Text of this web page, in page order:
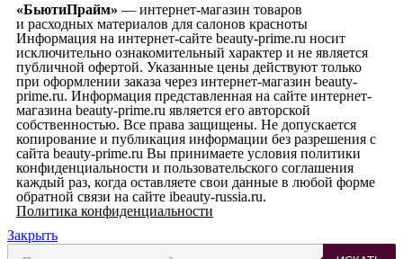
«БьютиПрайм» — интернет-магазин товаров
и расходных материалов для салонов красноты
Информация на интернет-сайте beauty-prime.ru носит
исключительно ознакомительный характер и не является
публичной офертой. Указанные цены действуют только
при оформлении заказа через интернет-магазин beauty-
prime.ru. Информация представленная на сайте интернет-
магазина beauty-prime.ru является его авторской
собственностью. Все права защищены. Не допускается
копирование и публикация информации без разрешения с
сайта beauty-prime.ru Вы принимаете условия политики
конфиденциальности и пользовательского соглашения
каждый раз, когда оставляете свои данные в любой форме
обратной связи на сайте ibeauty-russia.ru.
Политика конфиденциальности
Закрыть